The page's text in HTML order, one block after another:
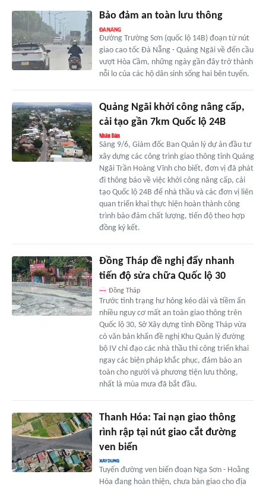
Bảo đảm an toàn lưu thông
Đường Trường Sơn (quốc lộ 14B) đoạn từ nút
giao cao tốc Đà Nẵng - Quảng Ngãi về đến cầu
vượt Hòa Cầm, những ngày gần đây trở thành
nỗi lo của các hộ dân sinh sống hai bên tuyến.
Quảng Ngãi khởi công nâng cấp,
cải tạo gần 7km Quốc lộ 24B
Sáng 9/6, Giám đốc Ban Quản lý dự án đầu tư
xây dựng các công trình giao thông tỉnh Quảng
Ngãi Trần Hoàng Vĩnh cho biết, đơn vị đã phát
đi thông báo về việc khởi công nâng cấp, cải
tạo Quốc lộ 24B để nhà thầu và các đơn vị liên
quan triển khai thực hiện hoàn thành công
trình bảo đảm chất lượng, tiến độ theo hợp
đồng ký kết.
Đồng Tháp đề nghị đẩy nhanh
tiến độ sửa chữa Quốc lộ 30
Đồng Tháp
Trước tình trạng hư hỏng kéo dài và tiềm ẩn
nhiều nguy cơ mất an toàn giao thông trên
Quốc lộ 30, Sở Xây dựng tỉnh Đồng Tháp vừa
có văn bản khẩn đề nghị Khu Quản lý đường
bộ IV chỉ đạo các nhà thầu thi công triển khai
ngay các biện pháp khắc phục, đảm bảo an
toàn cho người và phương tiện lưu thông,
nhất là mùa mưa đã bắt đầu.
Thanh Hóa: Tai nạn giao thông
rình rập tại nút giao cắt đường
ven biển
Tuyến đường ven biển đoạn Nga Sơn - Hoằng
Hóa đang hoàn thiện, chưa bàn giao cho địa